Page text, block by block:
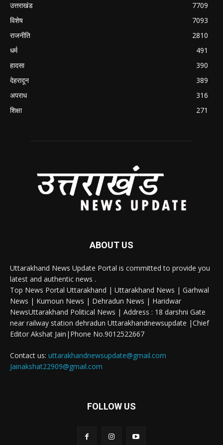
उत्तराखंड
7709
विशेष
7093
राजनीति
2810
धर्म
491
हादसा
390
देहरादून
389
अपराध
316
शिक्षा
271
ABOUT US
Uttarakhand News Update Portal is committed to provide you
latest and authentic news .
Top News Portal Uttarakhand | Uttarakhand News | Garhwal
News | Kumoun News | Dehradun News | Haridwar
NewsUttarakhand Political News | Address : 18 darshni Gate
near railway station dehradun Uttarakhandnewsupdate |Chief
Editor Akshat Jain|Phone No.9012522667
Contact us: uttarakhandnewsupdate@gmail.com
Jainakshat22909@gmail.com
FOLLOW US